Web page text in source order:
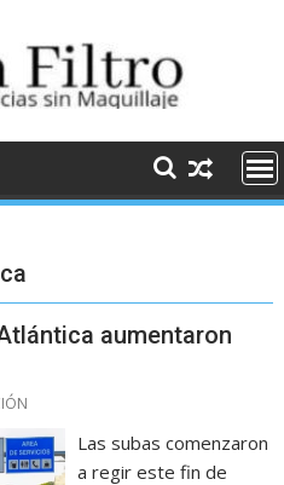
aumentaron
Las subas comenzaron
a regir este fin de